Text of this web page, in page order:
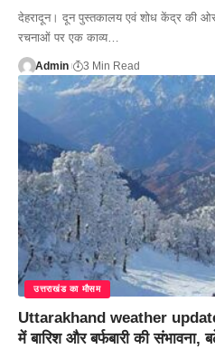
देहरादून। दून पुस्तकालय एवं शोध केंद्र की
रचनाओं पर एक काव्य…
Admin 3 Min Read
उत्तराखंड का मौसम
Uttarakhand weather
में बारिश और बर्फबारी की संभावना,